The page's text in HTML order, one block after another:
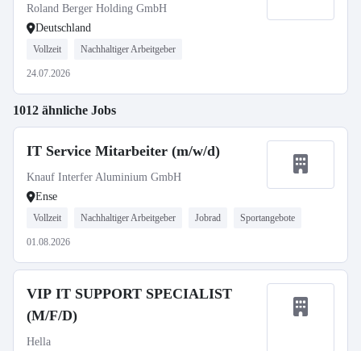
Roland Berger Holding GmbH
Deutschland
Vollzeit Nachhaltiger Arbeitgeber
24.07.2026
1012 ähnliche Jobs
IT Service Mitarbeiter (m/w/d)
Knauf Interfer Aluminium GmbH
Ense
Vollzeit Nachhaltiger Arbeitgeber Jobrad Sportangebote
01.08.2026
VIP IT SUPPORT SPECIALIST
(M/F/D)
Hella